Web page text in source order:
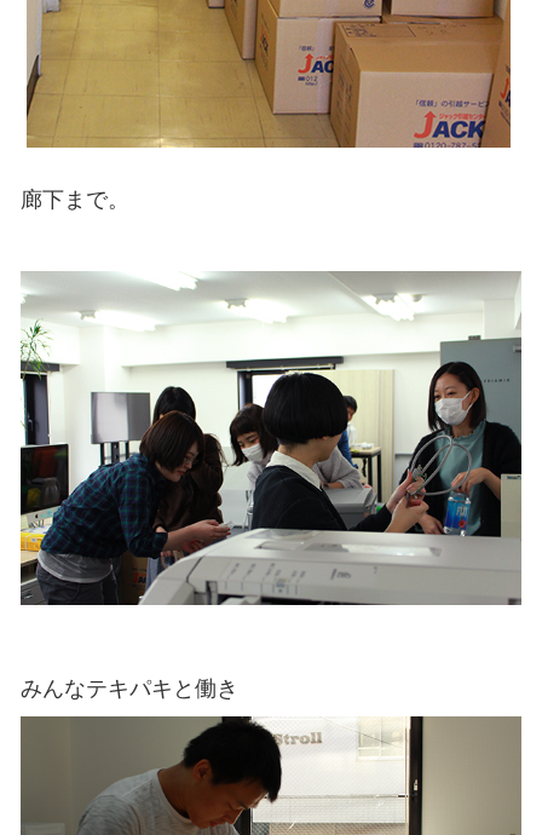
廊下まで。
みんなテキパキと働き